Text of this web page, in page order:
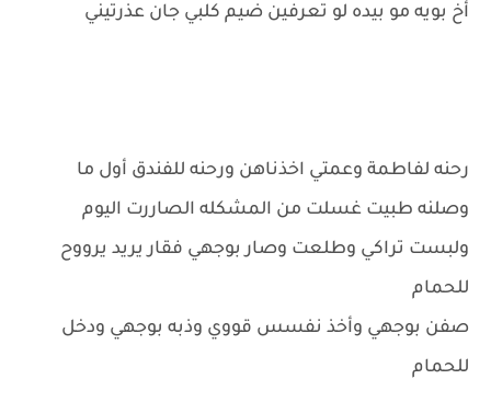
أخ بويه مو بيده لو تعرفين ضيم كلبي جان عذرتيني
رحنه لفاطمة وعمتي اخذناهن ورحنه للفندق أول ما
وصلنه طبيت غسلت من المشكله الصاررت اليوم
ولبست تراكي وطلعت وصار بوجهي فقار يريد يرووح
للحمام
صفن بوجهي وأخذ نفسس قووي وذبه بوجهي ودخل
للحمام